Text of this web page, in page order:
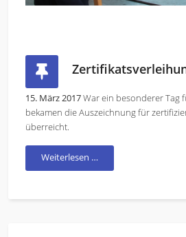
15. März 2017War ein besonderer Tag
bekamen die Auszeichnung für
überreicht.
Weiterlesen …